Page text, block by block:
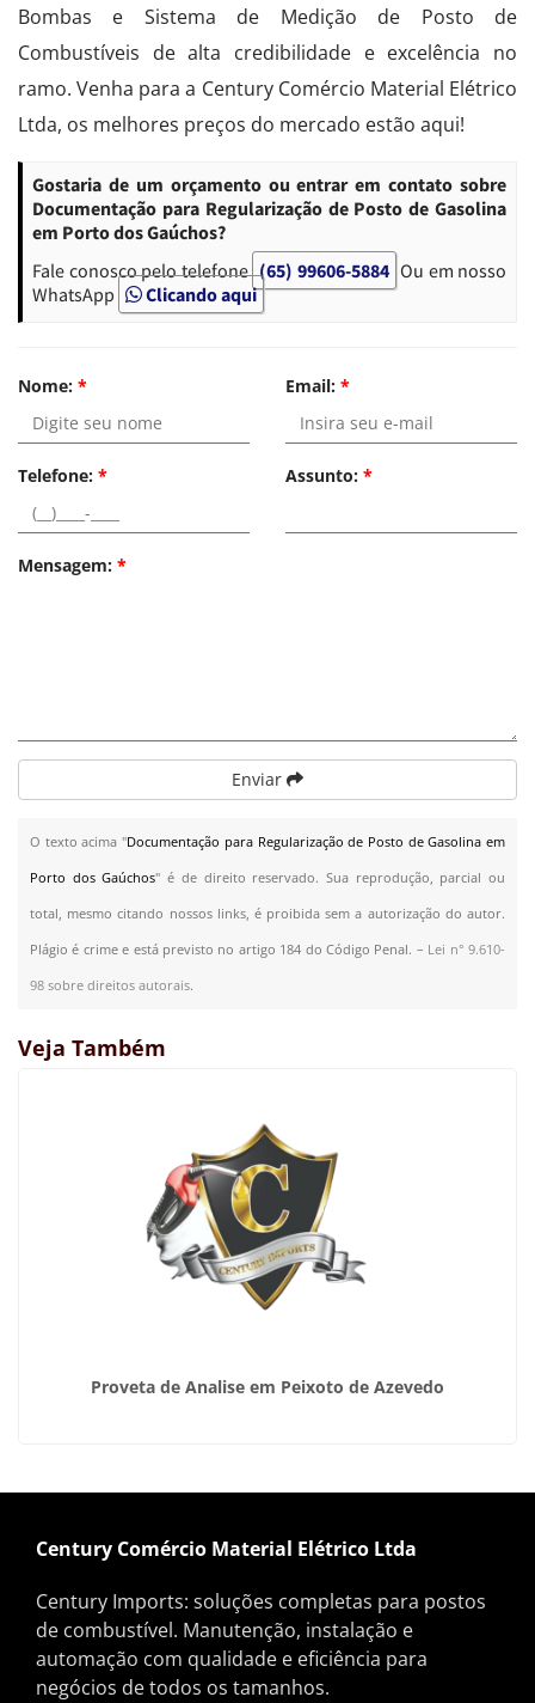
Bombas e Sistema de Medição de Posto de
Combustíveis de alta credibilidade e excelência no
ramo. Venha para a Century Comércio Material Elétrico
Ltda, os melhores preços do mercado estão aqui!
Gostaria de um orçamento ou entrar em contato sobre
Documentação para Regularização de Posto de Gasolina
em Porto dos Gaúchos?
Fale conosco pelo telefone (65) 99606-5884 Ou em nosso
WhatsApp
Clicando aqui
Nome: * Email: *
Telefone: * Assunto: *
Mensagem: *
Enviar
O texto acima "Documentação para Regularização de Posto de Gasolina em
Porto dos Gaúchos" é de direito reservado. Sua reprodução, parcial ou
total, mesmo citando nossos links, é proibida sem a autorização do autor.
Plágio é crime e está previsto no artigo 184 do Código Penal. – Lei n° 9.610-
98 sobre direitos autorais.
Veja Também
Proveta de Analise em Peixoto de Azevedo
Century Comércio Material Elétrico Ltda
Century Imports: soluções completas para postos
de combustível. Manutenção, instalação e
automação com qualidade e eficiência para
negócios de todos os tamanhos.